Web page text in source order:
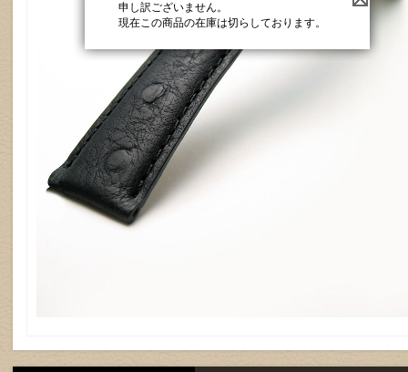
申し訳ございません。
現在この商品の在庫は切らしております。